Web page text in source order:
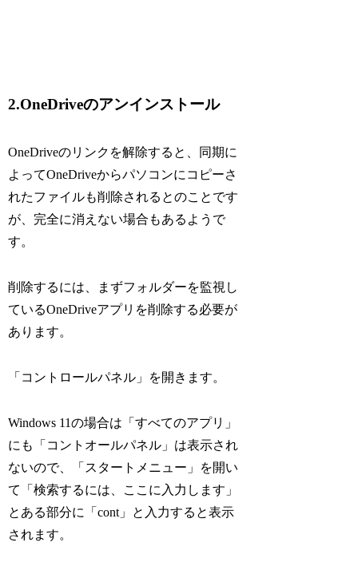
2.OneDriveのアンインストール
OneDriveのリンクを解除すると、同期に
よってOneDriveからパソコンにコピーさ
れたファイルも削除されるとのことです
が、完全に消えない場合もあるようで
す。
削除するには、まずフォルダーを監視し
ているOneDriveアプリを削除する必要が
あります。
「コントロールパネル」を開きます。
Windows 11の場合は「すべてのアプリ」
にも「コントオールパネル」は表示され
ないので、「スタートメニュー」を開い
て「検索するには、ここに入力します」
とある部分に「cont」と入力すると表示
されます。